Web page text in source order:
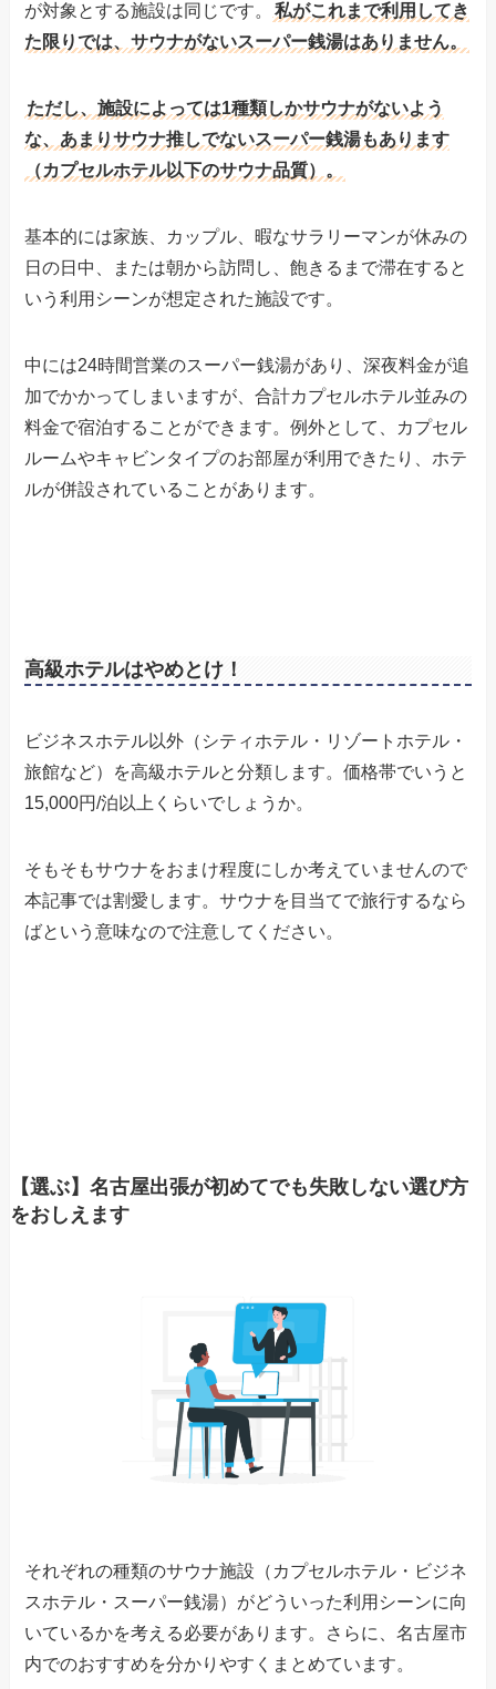
が対象とする施設は同じです。
私がこれまで利用してき
た限りでは、サウナがないスーパー銭湯はありません。
ただし、施設によっては1種類しかサウナがないよう
な、あまりサウナ推しでないスーパー銭湯もあります
（カプセルホテル以下のサウナ品質）。
基本的には家族、カップル、暇なサラリーマンが休みの
日の日中、または朝から訪問し、飽きるまで滞在すると
いう利用シーンが想定された施設です。
中には24時間営業のスーパー銭湯があり、深夜料金が追
加でかかってしまいますが、合計カプセルホテル並みの
料金で宿泊することができます。例外として、カプセル
ルームやキャビンタイプのお部屋が利用できたり、ホテ
ルが併設されていることがあります。
高級ホテルはやめとけ！
ビジネスホテル以外（シティホテル・リゾートホテル・
旅館など）を高級ホテルと分類します。価格帯でいうと
15,000円/泊以上くらいでしょうか。
そもそもサウナをおまけ程度にしか考えていませんので
本記事では割愛します。サウナを目当てで旅行するなら
ばという意味なので注意してください。
【選ぶ】名古屋出張が初めてでも失敗しない選び方
をおしえます
それぞれの種類のサウナ施設（カプセルホテル・ビジネ
スホテル・スーパー銭湯）がどういった利用シーンに向
いているかを考える必要があります。さらに、名古屋市
内でのおすすめを分かりやすくまとめています。